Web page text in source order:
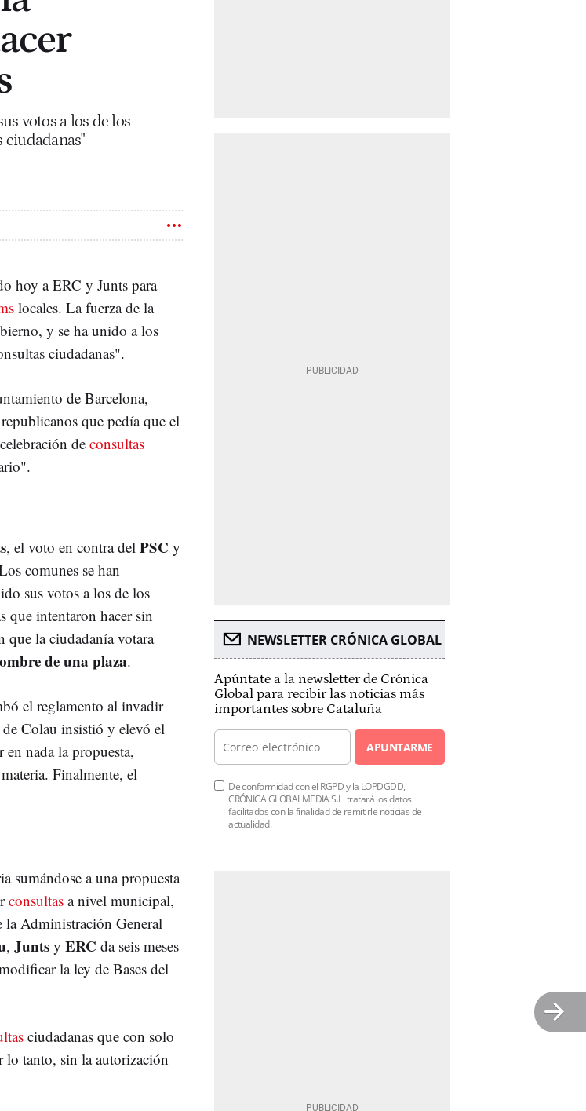
votos a los de los
ciudadanas"
hoy a ERC y Junts para
locales. La fuerza de la
y se ha unido a los
ciudadanas".
de Barcelona,
que pedía que el
de consultas
, el voto en contra del PSC y
comunes se han
sus votos a los de los
que intentaron hacer sin
que la ciudadanía votara
de una plaza.
el reglamento al invadir
de Colau insistió y elevó el
nada la propuesta,
Finalmente, el
sumándose a una propuesta
consultas a nivel municipal,
la Administración General
, Junts y ERC da seis meses
la ley de Bases del
ciudadanas que con solo
lo tanto, sin la autorización
NEWSLETTER CRÓNICA GLOBAL
Apúntate a la newsletter de Crónica
Global para recibir las noticias más
importantes sobre Cataluña
APUNTARME
De conformidad con el RGPD y la LOPDGDD,
CRÓNICA GLOBALMEDIA S.L. tratará los datos
facilitados con la finalidad de remitirle noticias de
actualidad.